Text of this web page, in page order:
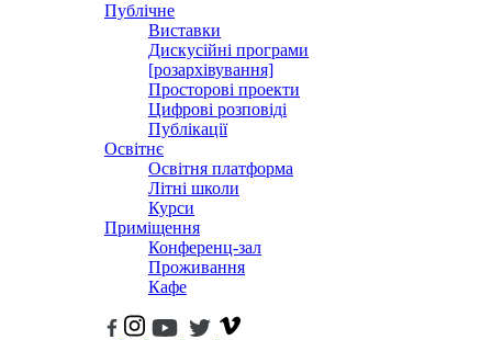
Публічне
Виставки
Дискусійні програми
[розархівування]
Просторові проекти
Цифрові розповіді
Публікації
Освітнє
Освітня платформа
Літні школи
Курси
Приміщення
Конференц-зал
Проживання
Кафе